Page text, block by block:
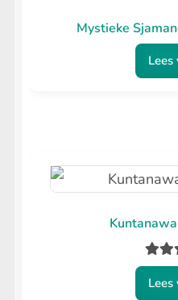
Mystieke
5.00